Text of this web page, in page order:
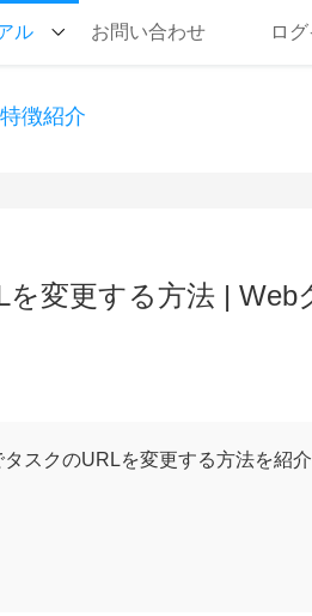
ル お問い合わせ ロ
特徴紹介
を変更する方法 | Web
スクのURLを変更する方法を紹